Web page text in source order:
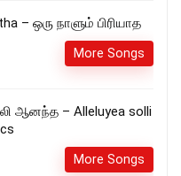
– ஒரு நாளும் பிரியாத
More Songs
ஆனந்த – Alleluyea solli
More Songs